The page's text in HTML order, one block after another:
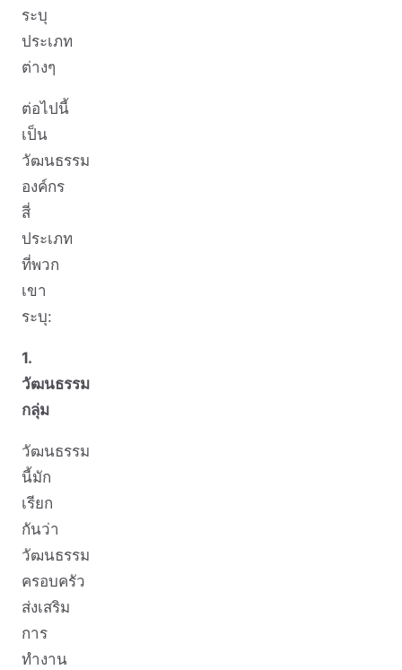
ระบุ
ประเภท
ต่างๆ
ต่อไปนี้
เป็น
วัฒนธรรม
องค์กร
สี่
ประเภท
ที่พวก
เขา
ระบุ:
1.
วัฒนธรรม
กลุ่ม
วัฒนธรรม
นี้มัก
เรียก
กันว่า
วัฒนธรรม
ครอบครัว
ส่งเสริม
การ
ทำงาน